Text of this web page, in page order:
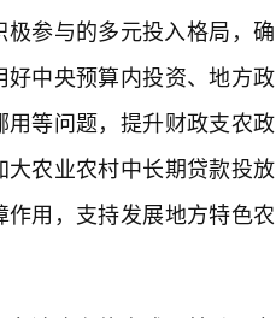
参与的多元投入格局，确
中央预算内投资、地方政
等问题，提升财政支农政
农业农村中长期贷款投放
用，支持发展地方特色农